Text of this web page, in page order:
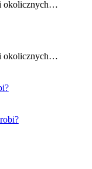
i okolicznych…
i okolicznych…